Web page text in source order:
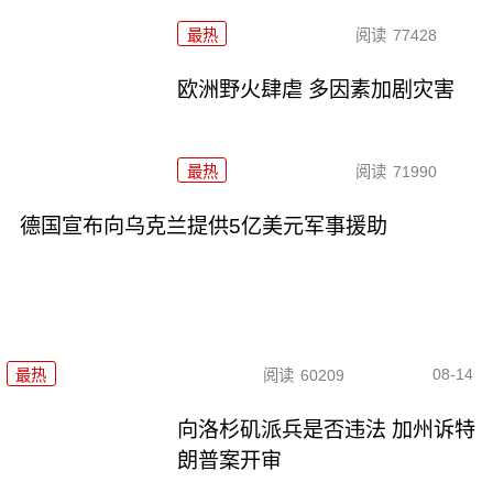
最热 阅读 77428
欧洲野火肆虐 多因素加剧灾害
最热 阅读 71990
德国宣布向乌克兰提供5亿美元军事援助
最热 阅读 60209 08-14
向洛杉矶派兵是否违法 加州诉特
朗普案开审